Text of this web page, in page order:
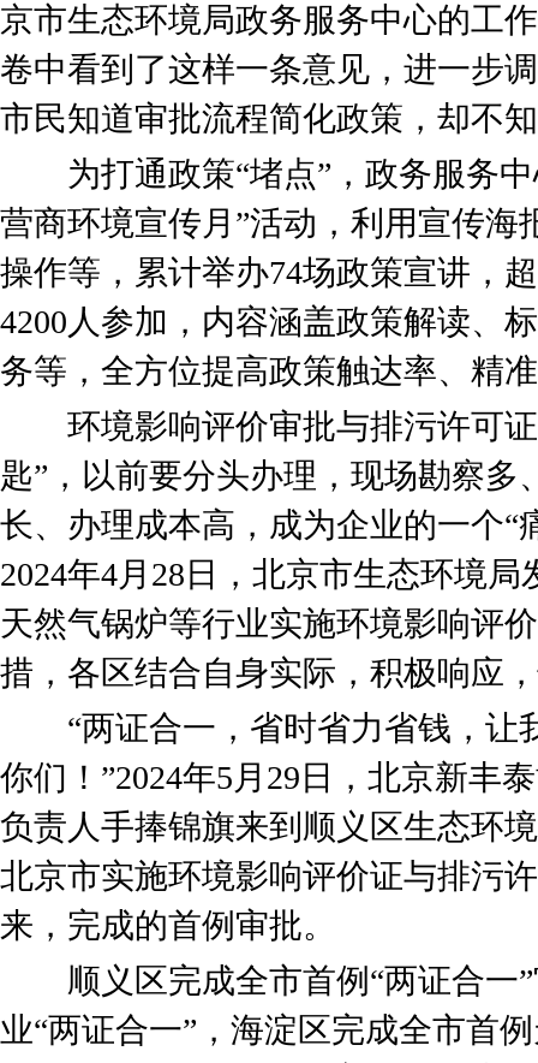
京市生态环境局政务服务中心的工
卷中看到了这样一条意见，进一步
市民知道审批流程简化政策，却不
为打通政策“堵点”，政务服务中
营商环境宣传月”活动，利用宣传海
操作等，累计举办74场政策宣讲，
4200人参加，内容涵盖政策解读、
务等，全方位提高政策触达率、精
环境影响评价审批与排污许可证
匙”，以前要分头办理，现场勘察多
长、办理成本高，成为企业的一个“
2024年4月28日，北京市生态环境
天然气锅炉等行业实施环境影响评
措，各区结合自身实际，积极响应
“两证合一，省时省力省钱，让
你们！”2024年5月29日，北京新丰
负责人手捧锦旗来到顺义区生态环
北京市实施环境影响评价证与排污
来，完成的首例审批。
顺义区完成全市首例“两证合一”
业“两证合一”，海淀区完成全市首